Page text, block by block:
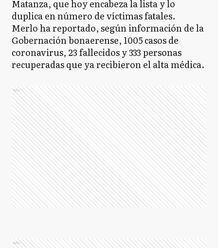
Matanza, que hoy encabeza la lista y lo
duplica en número de víctimas fatales.
Merlo ha reportado, según información de la
Gobernación bonaerense, 1005 casos de
coronavirus, 23 fallecidos y 333 personas
recuperadas que ya recibieron el alta médica.
Ads
Ads